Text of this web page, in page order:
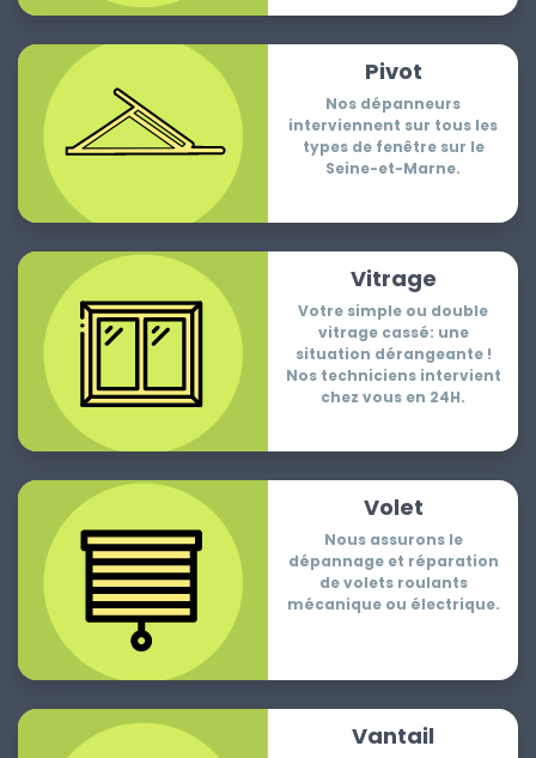
Pivot
Nos dépanneurs
interviennent sur tous les
types de fenêtre sur le
Seine-et-Marne.
Vitrage
Votre simple ou double
vitrage cassé: une
situation dérangeante !
Nos techniciens intervient
chez vous en 24H.
Volet
Nous assurons le
dépannage et réparation
de volets roulants
mécanique ou électrique.
Vantail